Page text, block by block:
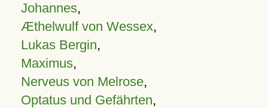
Johannes,
Æthelwulf von Wessex,
Lukas Bergin,
Maximus,
Nerveus von Melrose,
Optatus und Gefährten,